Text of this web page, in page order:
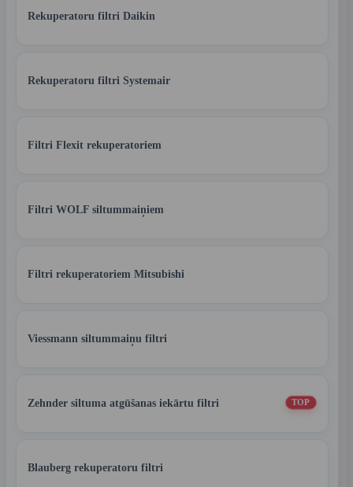
Rekuperatoru filtri Daikin
Rekuperatoru filtri Systemair
Filtri Flexit rekuperatoriem
Filtri WOLF siltummaiņiem
Filtri rekuperatoriem Mitsubishi
Viessmann siltummaiņu filtri
Zehnder siltuma atgūšanas iekārtu filtri TOP
Blauberg rekuperatoru filtri